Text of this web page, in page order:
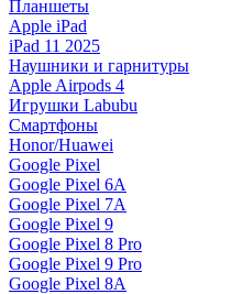
Планшеты
Apple iPad
iPad 11 2025
Наушники и гарнитуры
Apple Airpods 4
Игрушки Labubu
Смартфоны
Honor/Huawei
Google Pixel
Google Pixel 6A
Google Pixel 7А
Google Pixel 9
Google Pixel 8 Pro
Google Pixel 9 Pro
Google Pixel 8A